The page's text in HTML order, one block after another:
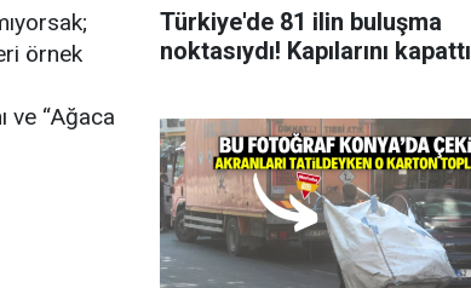
örnek
ve “Ağaca
Türkiye'de 81 ilin buluşma
noktasıydı! Kapılarını kapattı